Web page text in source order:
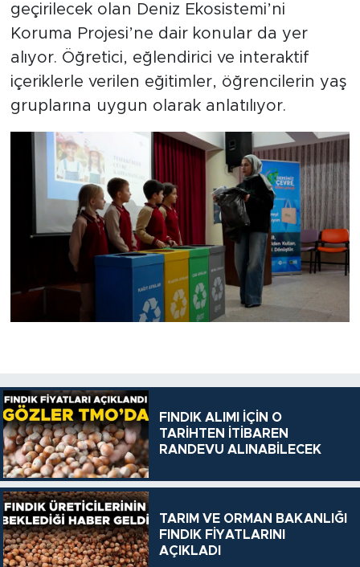
geçirilecek olan Deniz Ekosistemi’ni
Koruma Projesi’ne dair konular da yer
alıyor. Öğretici, eğlendirici ve interaktif
içeriklerle verilen eğitimler, öğrencilerin yaş
gruplarına uygun olarak anlatılıyor.
FINDIK ALIMI İÇİN O
TARİHTEN İTİBAREN
RANDEVU ALINABİLECEK
TARIM VE ORMAN BAKANLIĞI
FINDIK FİYATLARINI
AÇIKLADI